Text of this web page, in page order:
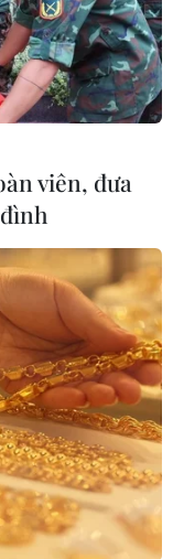
viên, đưa